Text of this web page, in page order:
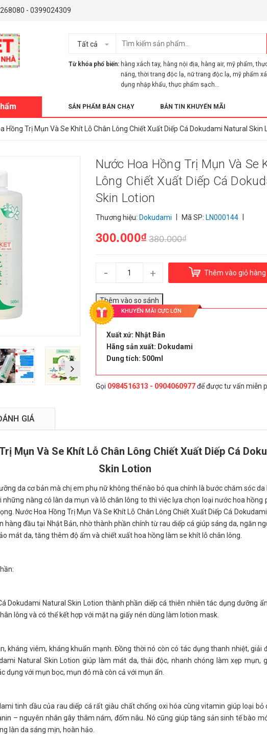
- 0399024309
Tất cả
Từ khóa phổ biến: hàng xách tay, hàng nội địa, hàng air, mỹ phẩm,
năng,thời trang độc lạ, nữ trang độc lạ, mỹ phẩm
dụng nhập khẩu,thực phẩm sạch...
SẢN PHẨM BÁN CHẠY BẢN TIN KHUYẾN MÃI
Hồng Trị Mụn Và Se Khít Lỗ Chân Lông Chiết Xuất Diếp Cá Dokudami Natural Skin
Nước Hoa Hồng Trị Mụn Và Se
Lông Chiết Xuất Diếp Cá
Skin Lotion
Thương hiệu: Dokudami Mã SP: LN000144
300.000₫380.000₫
- + Thêm vào giỏ hàng
KHUYẾN MÃI CỰC LỚN
Xuất xứ: Nhật Bản
Hãng sản xuất: Dokudami
Dung tích: 500ml
Gọi 0984516313 - 0904060977để được tư vấn miễn
GIÁ
Mụn Và Se Khít Lỗ Chân Lông Chiết Xuất Diếp Cá
Skin Lotion
da cơ bản mà chị em phụ nữ không thể nào bỏ qua chính là bước chăm sóc
những nàng có làn da mụn và lỗ chân lông to thì việc lựa chọn loại nước hoa hồng
Nước Hoa Hồng Trị Mụn Và Se Khít Lỗ Chân Lông Chiết Xuất Diếp Cá
hàng đầu tại Nhật Bản, nhờ thành phần chính từ rau diếp cá giúp sáng da, ngăn
mát da, tăng thêm độ ẩm và chiết xuất hoa hồng làm se khít lỗ chân lông.
Dokudami Natural Skin Lotion thành phần diếp cá thiên nhiên tác dụng dưỡng
lông và có thể kết hợp với mặt nạ giấy nén dùng làm lotion mask.
kháng viêm, kháng khuẩn mạnh. Đồng thời nó còn có tác dụng thanh nhiệt, giải
Natural Skin Lotion giúp làm mát da, thải độc, nhanh chóng làm xẹp mụn,
dụng với mụn bọc, mụn đỏ mà còn cả với mụn ẩn.
tinh dầu của rau diếp cá rất giàu chất chống oxi hóa cùng vitamin giúp loại bỏ
– nguyên nhân gây thâm nám, đốm nâu. Nó cũng giúp tăng sản sinh tế bào
làn da sáng mịn, hoàn hảo.
Nước Hoa Hồng Trị Mụn Và Se Khít Lỗ
Xuất Diếp Cá Dokudami Natural Skin
Đây là giải pháp trải nghiệm phát triển bởi EGANY